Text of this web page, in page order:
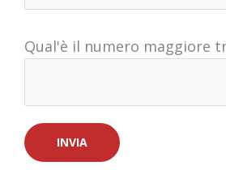
Qual'è il numero maggiore